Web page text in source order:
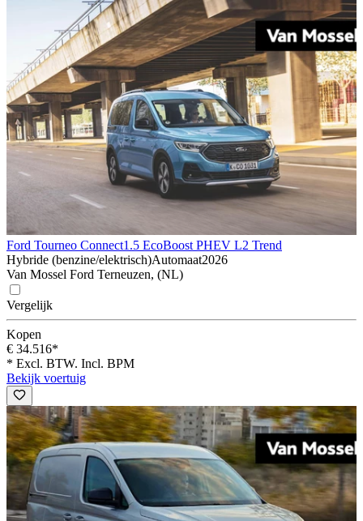
Ford Tourneo Connect1.5 EcoBoost PHEV L2 Trend
Hybride (benzine/elektrisch)Automaat2026
Van Mossel Ford Terneuzen, (NL)
Vergelijk
Kopen
€ 34.516*
* Excl. BTW. Incl. BPM
Bekijk voertuig